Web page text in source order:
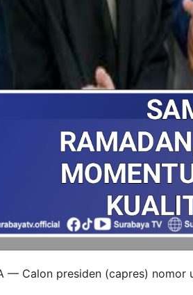
— Calon presiden (capres) nomor